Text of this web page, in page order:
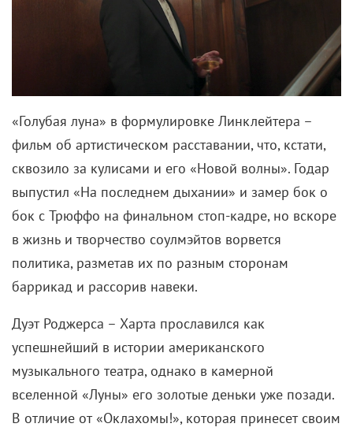
«Голубая луна» в формулировке Линклейтера –
фильм об артистическом расставании, что, кстати,
сквозило за кулисами и его «Новой волны». Годар
выпустил «На последнем дыхании» и замер бок о
бок с Трюффо на финальном стоп-кадре, но вскоре
в жизнь и творчество соулмэйтов ворвется
политика, разметав их по разным сторонам
баррикад и рассорив навеки.
Дуэт Роджерса – Харта прославился как
успешнейший в истории американского
музыкального театра, однако в камерной
вселенной «Луны» его золотые деньки уже позади.
В отличие от «Оклахомы!», которая принесет своим